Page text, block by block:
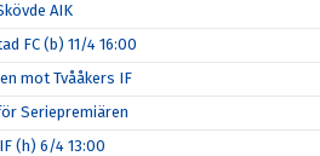
AIK
FC (b) 11/4 16:00
mot Tvååkers IF
Seriepremiären
(h) 6/4 13:00